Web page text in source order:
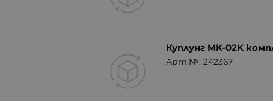
Куплунг MK-02K
Арт.№: 242367